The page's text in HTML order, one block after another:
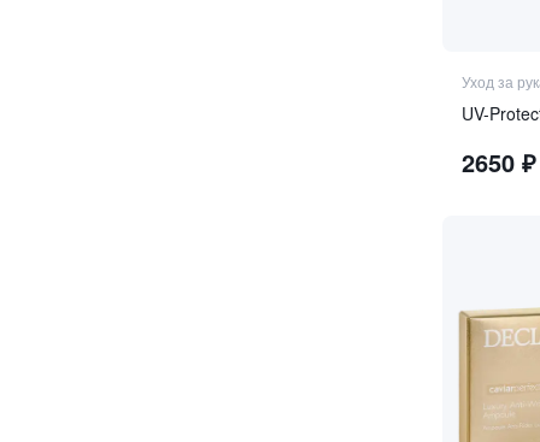
Уход за
UV-
2650₽